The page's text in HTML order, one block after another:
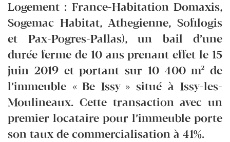
Logement : France-Habitation Domaxis,
Sogemac Habitat, Athegienne, Sofilogis
et Pax-Pogres-Pallas), un bail d’une
durée ferme de 10 ans prenant effet le 15
juin 2019 et portant sur 10 400 m² de
l’immeuble « Be Issy » situé à Issy-les-
Moulineaux. Cette transaction avec un
premier locataire pour l’immeuble porte
son taux de commercialisation à 41%.